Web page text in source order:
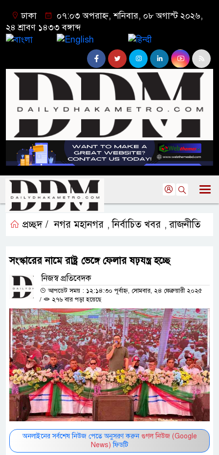
ঢাকা
০৭:০৩ অপরাহ্ন, শনিবার, ০৮ অগাস্ট ২০২৬,
২৪ শ্রাবণ ১৪৩৩ বঙ্গাব্দ
প্রচ্ছদ / নগর মহানগর ,নির্বাচিত খবর ,রাজনীতি
সংস্কারের নামে রাষ্ট্র ভেঙ্গে ফেলার ষঢ়যন্ত্র হচ্ছে
নিজস্ব প্রতিবেদক
আপডেট সময় : ১২:১৪:৩০ পূর্বাহ্ন, সোমবার, ২৪ ফেব্রুয়ারী ২০২৫
/
২৭৬ বার পড়া হয়েছে
অনলাইনের সর্বশেষ নিউজ পেতে অনুসরণ করুন গুগল নিউজ (Google
News) ফিডটি